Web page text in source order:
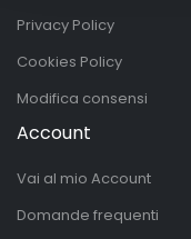
Privacy Policy
Cookies Policy
Modifica consensi
Account
Vai al mio Account
Domande frequenti